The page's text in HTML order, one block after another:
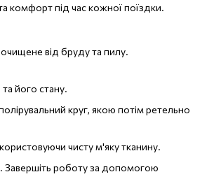
комфорт під час кожної поїздки.
від бруду та пилу.
його стану.
круг, якою потім ретельно
чисту м'яку тканину.
Завершіть роботу за допомогою